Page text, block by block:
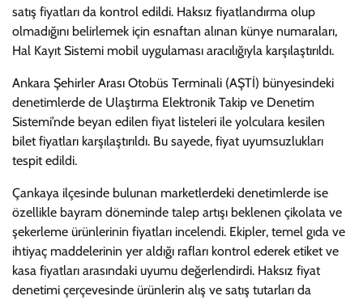
satış fiyatları da kontrol edildi. Haksız fiyatlandırma olup
olmadığını belirlemek için esnaftan alınan künye numaraları,
Hal Kayıt Sistemi mobil uygulaması aracılığıyla karşılaştırıldı.
Ankara Şehirler Arası Otobüs Terminali (AŞTİ) bünyesindeki
denetimlerde de Ulaştırma Elektronik Takip ve Denetim
Sistemi’nde beyan edilen fiyat listeleri ile yolculara kesilen
bilet fiyatları karşılaştırıldı. Bu sayede, fiyat uyumsuzlukları
tespit edildi.
Çankaya ilçesinde bulunan marketlerdeki denetimlerde ise
özellikle bayram döneminde talep artışı beklenen çikolata ve
şekerleme ürünlerinin fiyatları incelendi. Ekipler, temel gıda ve
ihtiyaç maddelerinin yer aldığı rafları kontrol ederek etiket ve
kasa fiyatları arasındaki uyumu değerlendirdi. Haksız fiyat
denetimi çerçevesinde ürünlerin alış ve satış tutarları da